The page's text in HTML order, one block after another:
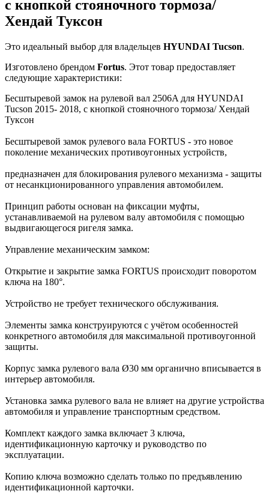
с кнопкой стояночного тормоза/
Хендай Туксон
Это идеальный выбор для владельцев HYUNDAI Tucson.
Изготовлено брендом Fortus. Этот товар предоставляет
следующие характеристики:
Бесштыревой замок на рулевой вал 2506A для HYUNDAI
Tucson 2015- 2018, с кнопкой стояночного тормоза/ Хендай
Туксон
Бесштыревой замок рулевого вала FORTUS - это новое
поколение механических противоугонных устройств,
предназначен для блокирования рулевого механизма - защиты
от несанкционированного управления автомобилем.
Принцип работы основан на фиксации муфты,
устанавливаемой на рулевом валу автомобиля с помощью
выдвигающегося ригеля замка.
Управление механическим замком:
Открытие и закрытие замка FORTUS происходит поворотом
ключа на 180°.
Устройство не требует технического обслуживания.
Элементы замка конструируются с учётом особенностей
конкретного автомобиля для максимальной противоугонной
защиты.
Корпус замка рулевого вала Ø30 мм органично вписывается в
интерьер автомобиля.
Установка замка рулевого вала не влияет на другие устройства
автомобиля и управление транспортным средством.
Комплект каждого замка включает 3 ключа,
идентификационную карточку и руководство по
эксплуатации.
Копию ключа возможно сделать только по предъявлению
идентификационной карточки.